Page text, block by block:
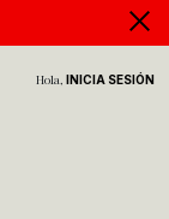
Hola, INICIA SESIÓN